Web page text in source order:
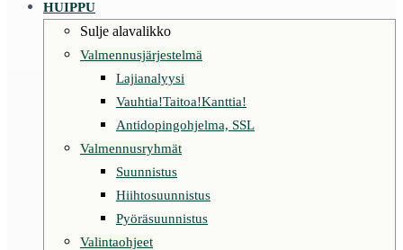
HUIPPU
Sulje alavalikko
Valmennusjärjestelmä
Lajianalyysi
Vauhtia!Taitoa!Kanttia!
Antidopingohjelma, SSL
Valmennusryhmät
Suunnistus
Hiihtosuunnistus
Pyöräsuunnistus
Valintaohjeet